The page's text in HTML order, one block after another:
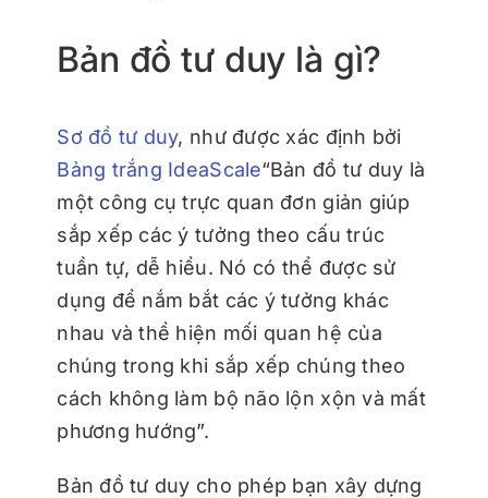
Bản đồ tư duy là gì?
Sơ đồ tư duy, như được xác định bởi
Bảng trắng IdeaScale“Bản đồ tư duy là
một công cụ trực quan đơn giản giúp
sắp xếp các ý tưởng theo cấu trúc
tuần tự, dễ hiểu. Nó có thể được sử
dụng để nắm bắt các ý tưởng khác
nhau và thể hiện mối quan hệ của
chúng trong khi sắp xếp chúng theo
cách không làm bộ não lộn xộn và mất
phương hướng”.
Bản đồ tư duy cho phép bạn xây dựng